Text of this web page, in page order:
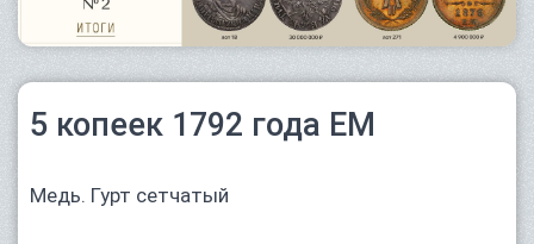
5 копеек 1792 года ЕМ
Медь. Гурт сетчатый